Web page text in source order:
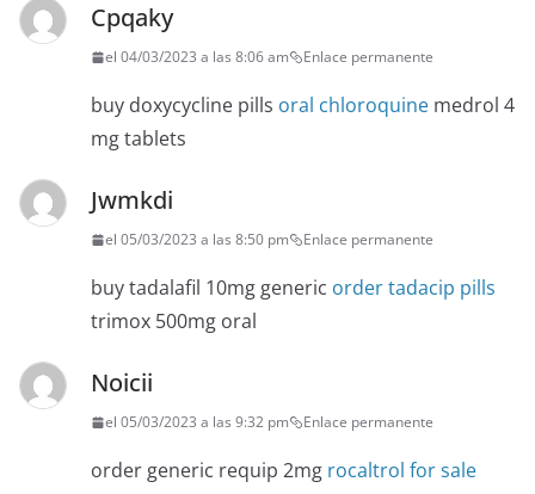
Cpqaky
el 04/03/2023 a las 8:06 am Enlace permanente
buy doxycycline pills oral chloroquine medrol 4
mg tablets
Jwmkdi
el 05/03/2023 a las 8:50 pm Enlace permanente
buy tadalafil 10mg generic order tadacip pills
trimox 500mg oral
Noicii
el 05/03/2023 a las 9:32 pm Enlace permanente
order generic requip 2mg rocaltrol for sale